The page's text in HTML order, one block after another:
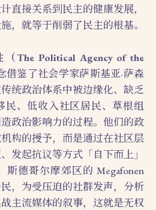
直接关系到民主的健康发展，
，就等于削弱了民主的根基。
The Political Agency of the
借鉴了社会学家萨斯基亚·萨森
统政治体系中被边缘化、缺乏
民、低收入社区居民、草根组
政治影响力的过程。他们的政
构的授予，而是通过在社区层
发起抗议等方式「自下而上」
德哥尔摩郊区的 Megafonen
，为受压迫的社群发声，分析
主流媒体的叙事，这就是无权